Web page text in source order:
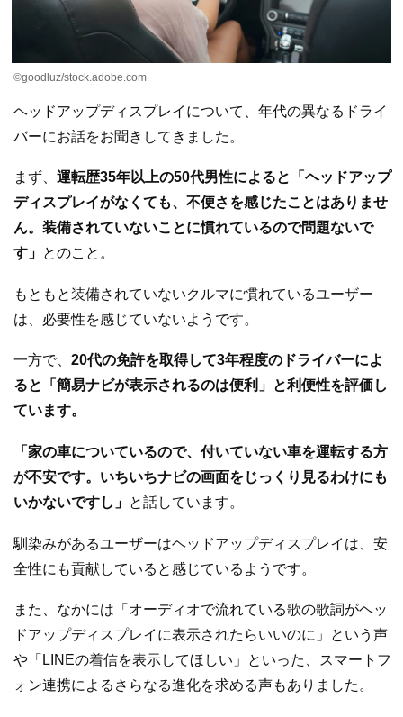
©goodluz/stock.adobe.com
ヘッドアップディスプレイについて、年代の異なるドライ
バーにお話をお聞きしてきました。
まず、 運転歴35年以上の50代男性によると「ヘッドアップ
ディスプレイがなくても、不便さを感じたことはありませ
ん。装備されていないことに慣れているので問題ないで
す」 とのこと。
もともと装備されていないクルマに慣れているユーザー
は、必要性を感じていないようです。
一方で、 20代の免許を取得して3年程度のドライバーによ
ると「簡易ナビが表示されるのは便利」と利便性を評価し
ています。
「家の車についているので、付いていない車を運転する方
が不安です。いちいちナビの画面をじっくり見るわけにも
いかないですし」 と話しています。
馴染みがあるユーザーはヘッドアップディスプレイは、安
全性にも貢献していると感じているようです。
また、なかには「オーディオで流れている歌の歌詞がヘッ
ドアップディスプレイに表示されたらいいのに」という声
や「LINEの着信を表示してほしい」といった、スマートフ
ォン連携によるさらなる進化を求める声もありました。